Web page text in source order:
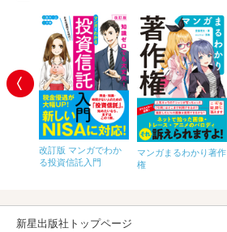
改訂版 マンガでわか
る投資信託入門
マンガまるわかり著作
権
新星出版社トップページ